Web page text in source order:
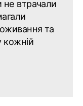
не втрачали
та
кожній